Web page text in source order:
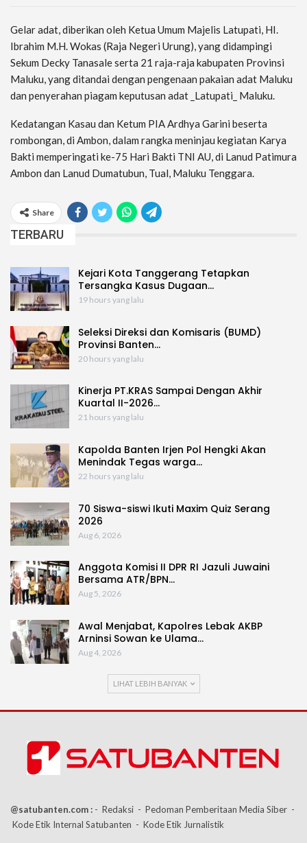
Gelar adat, diberikan oleh Ketua Umum Majelis Latupati, HI.
Ibrahim M.H. Wokas (Raja Negeri Urung), yang didampingi
Sekum Decky Tanasale serta 21 raja-raja kabupaten Provinsi
Maluku, yang ditandai dengan pengenaan pakaian adat Maluku
dan penyerahan piagam keputusan adat _Latupati_ Maluku.
Kedatangan Kasau dan Ketum PIA Ardhya Garini beserta
rombongan, di Ambon, dalam rangka meninjau kegiatan Karya
Bakti memperingati ke-75 Hari Bakti TNI AU, di Lanud Patimura
Ambon dan Lanud Dumatubun, Tual, Maluku Tenggara.
Share
TERBARU
Kejari Kota Tanggerang Tetapkan
Tersangka Kasus Dugaan…
19 hours yang lalu
Seleksi Direksi dan Komisaris (BUMD)
Provinsi Banten…
20 hours yang lalu
Kinerja PT.KRAS Sampai Dengan Akhir
Kuartal II-2026…
21 hours yang lalu
Kapolda Banten Irjen Pol Hengki Akan
Menindak Tegas warga…
22 hours yang lalu
70 Siswa-siswi Ikuti Maxim Quiz Serang
2026
Aug 6, 2026
Anggota Komisi II DPR RI Jazuli Juwaini
Bersama ATR/BPN…
Aug 5, 2026
Awal Menjabat, Kapolres Lebak AKBP
Arninsi Sowan ke Ulama…
Aug 4, 2026
LIHAT LEBIH BANYAK
@satubanten.com : - Redaksi - Pedoman Pemberitaan Media Siber -
Kode Etik Internal Satubanten - Kode Etik Jurnalistik